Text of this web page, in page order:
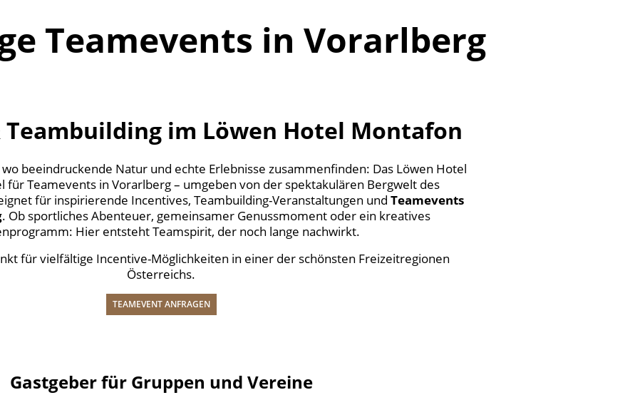
Teamevents in Vorarlberg
im Löwen Hotel Montafon
beeindruckende Natur und echte Erlebnisse zusammenfinden: Das Löwen Hotel
für Teamevents in Vorarlberg – umgeben von der spektakulären Bergwelt des
für inspirierende Incentives, Teambuilding-Veranstaltungen und Teamevents
. Ob sportliches Abenteuer, gemeinsamer Genussmoment oder ein kreatives
Hier entsteht Teamspirit, der noch lange nachwirkt.
für vielfältige Incentive-Möglichkeiten in einer der schönsten Freizeitregionen
Österreichs.
TEAMEVENT ANFRAGEN
Gastgeber für Gruppen und Vereine